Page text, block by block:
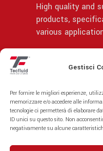
Gestisci
Per fornire le migliori esperienze,
memorizzare e/o accedere alle
tecnologie ci permetterà di elaborare
ID unici su questo sito. Non
negativamente su alcune
High quality and
products,
various